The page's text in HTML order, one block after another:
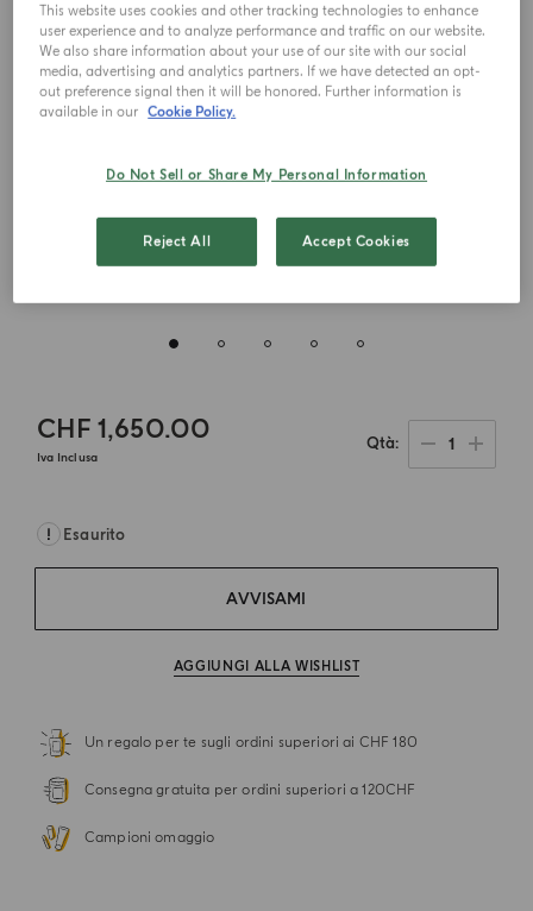
CHF 1,650.00
Iva Inclusa
Qtà 1
Esaurito
AVVISAMI
AGGIUNGI ALLA WISHLIST
Un regalo per te sugli ordini superiori ai CHF 180
Consegna gratuita per ordini superiori a 120CHF
Campioni omaggio
This website uses cookies and other tracking technologies to enhance
user experience and to analyze performance and traffic on our website.
We also share information about your use of our site with our social
media, advertising and analytics partners. If we have detected an opt-
out preference signal then it will be honored. Further information is
available in our Cookie Policy.
Do Not Sell or Share My Personal Information
Reject All Accept Cookies